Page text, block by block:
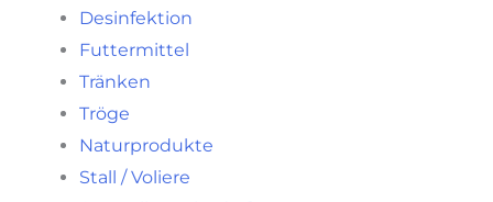
Desinfektion
Futtermittel
Tränken
Tröge
Naturprodukte
Stall / Voliere